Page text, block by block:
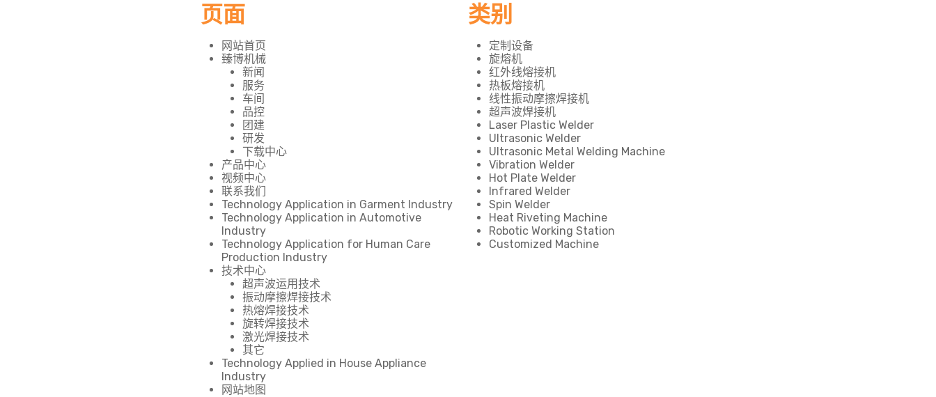
页面
网站首页
臻博机械
新闻
服务
车间
品控
团建
研发
下载中心
产品中心
视频中心
联系我们
Technology Application in Garment Industry
Technology Application in Automotive
Industry
Technology Application for Human Care
Production Industry
技术中心
超声波运用技术
振动摩擦焊接技术
热熔焊接技术
旋转焊接技术
激光焊接技术
其它
Technology Applied in House Appliance
Industry
网站地图
类别
定制设备
旋熔机
红外线熔接机
热板熔接机
线性振动摩擦焊接机
超声波焊接机
Laser Plastic Welder
Ultrasonic Welder
Ultrasonic Metal Welding Machine
Vibration Welder
Hot Plate Welder
Infrared Welder
Spin Welder
Heat Riveting Machine
Robotic Working Station
Customized Machine